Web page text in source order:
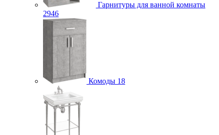
Гарнитуры для ванной комнаты
2946
Комоды 18